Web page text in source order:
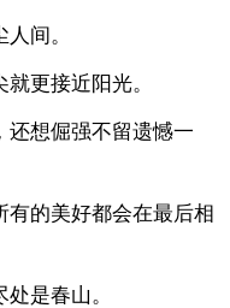
间。
更接近阳光。
还想倔强不留遗憾一
有的美好都会在最后相
是春山。